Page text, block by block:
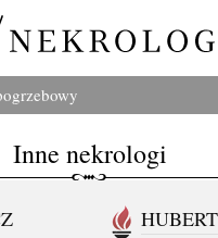
Inne nekrologi